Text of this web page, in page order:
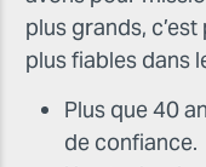
plus grands,
plus fiables dans
Plus que 40
de confiance.